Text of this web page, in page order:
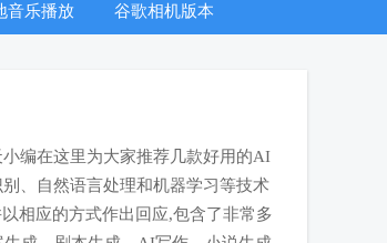
音乐播放
谷歌相机版本
编在这里为大家推荐几款好用的AI
、自然语言处理和机器学习等技术
相应的方式作出回应,包含了非常多